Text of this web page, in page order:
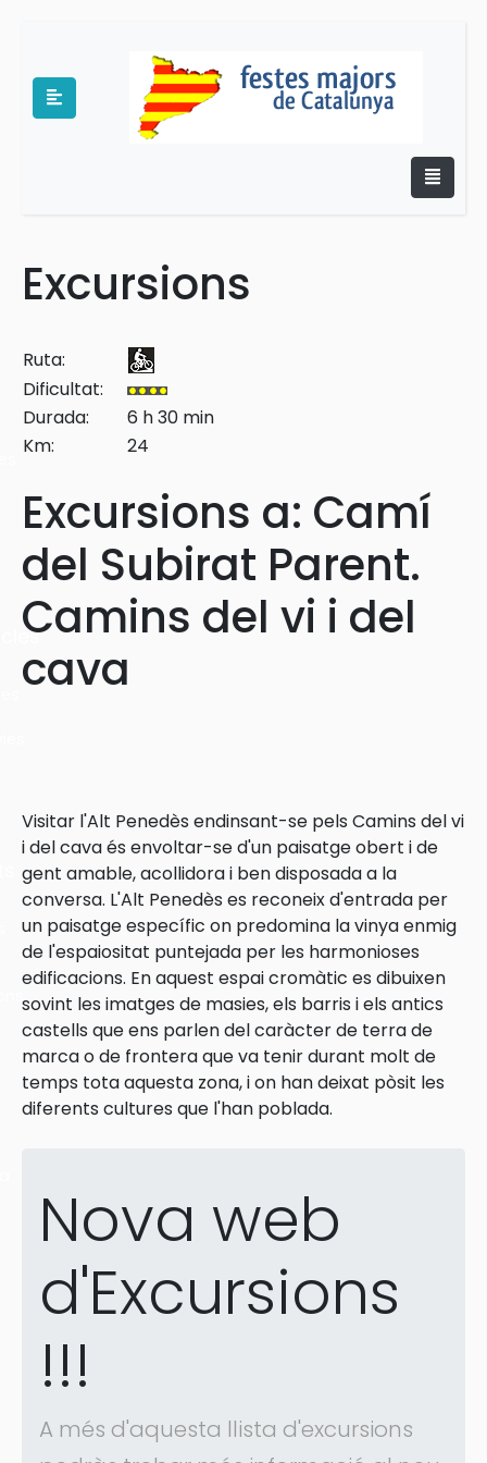
Excursions
Ruta:
Dificultat:
Durada:
6 h 30 min
Km:
24
Excursions a: Camí
del Subirat Parent.
Camins del vi i del
cava
Visitar l'Alt Penedès endinsant-se pels Camins del vi
i del cava és envoltar-se d'un paisatge obert i de
gent amable, acollidora i ben disposada a la
conversa. L'Alt Penedès es reconeix d'entrada per
un paisatge específic on predomina la vinya enmig
de l'espaiositat puntejada per les harmonioses
edificacions. En aquest espai cromàtic es dibuixen
sovint les imatges de masies, els barris i els antics
castells que ens parlen del caràcter de terra de
marca o de frontera que va tenir durant molt de
temps tota aquesta zona, i on han deixat pòsit les
diferents cultures que l'han poblada.
Nova web
d'Excursions
!!!
A més d'aquesta llista d'excursions